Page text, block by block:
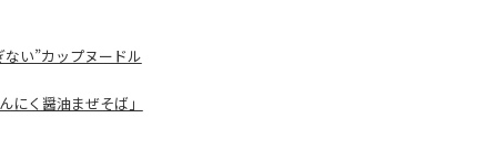
い”カップヌードル
にく醤油まぜそば」